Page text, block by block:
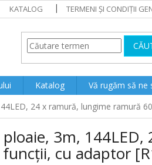
KATALOG TERMENI ȘI CONDIȚII
Katalog Vă rugăm să ne
24 x ramură, lungime ramură
ploaie, 3m,
cu adaptor